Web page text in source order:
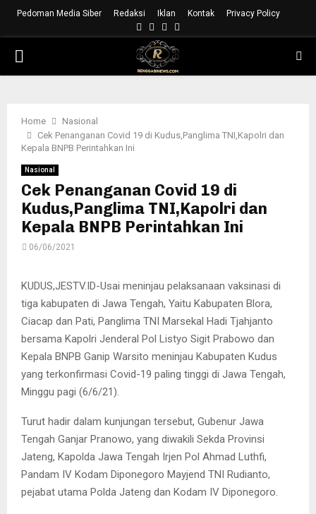
Pedoman Media Siber Redaksi Iklan Kontak Privacy Policy
Facebook
Instagram
Youtube
PRIMARY
Home
Nasional
Cek Penanganan Covid 19 di Kudus,Panglima TNI,Kapolri dan
Kepala BNPB Perintahkan Ini
Nasional
Cek Penanganan Covid 19 di
Kudus,Panglima TNI,Kapolri dan
Kepala BNPB Perintahkan Ini
06/06/2021
KUDUS,JESTV.ID-Usai meninjau pelaksanaan vaksinasi di
tiga kabupaten di Jawa Tengah, Yaitu Kabupaten Blora,
Ciacap dan Pati, Panglima TNI Marsekal Hadi Tjahjanto
bersama Kapolri Jenderal Pol Listyo Sigit Prabowo dan
Kepala BNPB Ganip Warsito meninjau Kabupaten Kudus
yang terkonfirmasi Covid-19 paling tinggi di Jawa Tengah,
Minggu pagi (6/6/21).
Turut hadir dalam kunjungan tersebut, Gubenur Jawa
Tengah Ganjar Pranowo, yang diwakili Sekda Provinsi
Jateng, Kapolda Jawa Tengah Irjen Pol Ahmad Luthfi,
Pandam IV Kodam Diponegoro Mayjend TNI Rudianto,
pejabat utama Polda Jateng dan Kodam IV Diponegoro.